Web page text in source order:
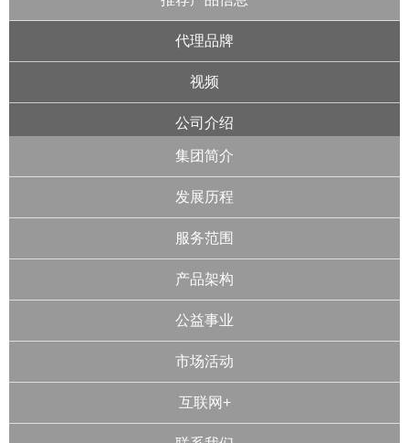
代理品牌
视频
公司介绍
集团简介
发展历程
服务范围
产品架构
公益事业
市场活动
互联网+